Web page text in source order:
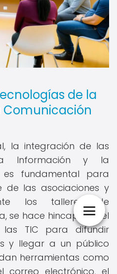
de la
la integración de las
Información y la
es fundamental para
de las asociaciones y
los talleres de
se hace hincapié en el
TIC para difundir
y llegar a un público
herramientas como
correo electrónico, el